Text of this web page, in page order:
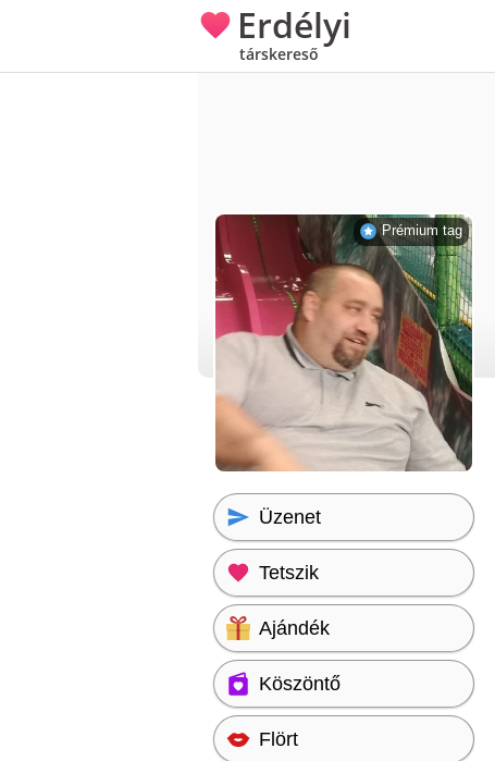
Erdélyi
társkereső
Prémium tag
Üzenet
Tetszik
Ajándék
Köszöntő
Flört